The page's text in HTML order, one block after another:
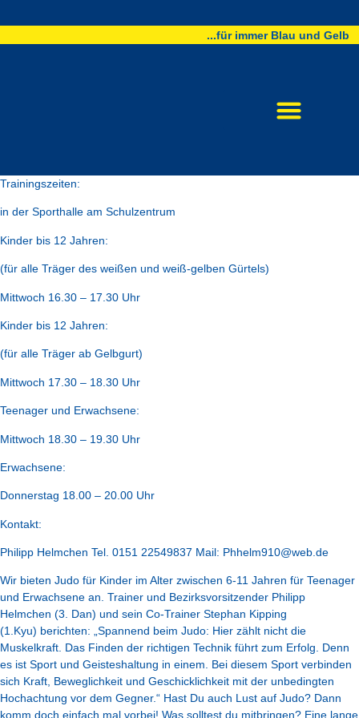
...für immer Blau und Gelb
Trainingszeiten:
in der Sporthalle am Schulzentrum
Kinder bis 12 Jahren:
(für alle Träger des weißen und weiß-gelben Gürtels)
Mittwoch 16.30 – 17.30 Uhr
Kinder bis 12 Jahren:
(für alle Träger ab Gelbgurt)
Mittwoch 17.30 – 18.30 Uhr
Teenager und Erwachsene:
Mittwoch 18.30 – 19.30 Uhr
Erwachsene:
Donnerstag 18.00 – 20.00 Uhr
Kontakt:
Philipp Helmchen Tel. 0151 22549837 Mail: Phhelm910@web.de
Wir bieten Judo für Kinder im Alter zwischen 6-11 Jahren für Teenager
und Erwachsene an. Trainer und Bezirksvorsitzender Philipp
Helmchen (3. Dan) und sein Co-Trainer Stephan Kipping
(1.Kyu) berichten: „Spannend beim Judo: Hier zählt nicht die
Muskelkraft. Das Finden der richtigen Technik führt zum Erfolg. Denn
es ist Sport und Geisteshaltung in einem. Bei diesem Sport verbinden
sich Kraft, Beweglichkeit und Geschicklichkeit mit der unbedingten
Hochachtung vor dem Gegner.“ Hast Du auch Lust auf Judo? Dann
komm doch einfach mal vorbei! Was solltest du mitbringen? Eine lange